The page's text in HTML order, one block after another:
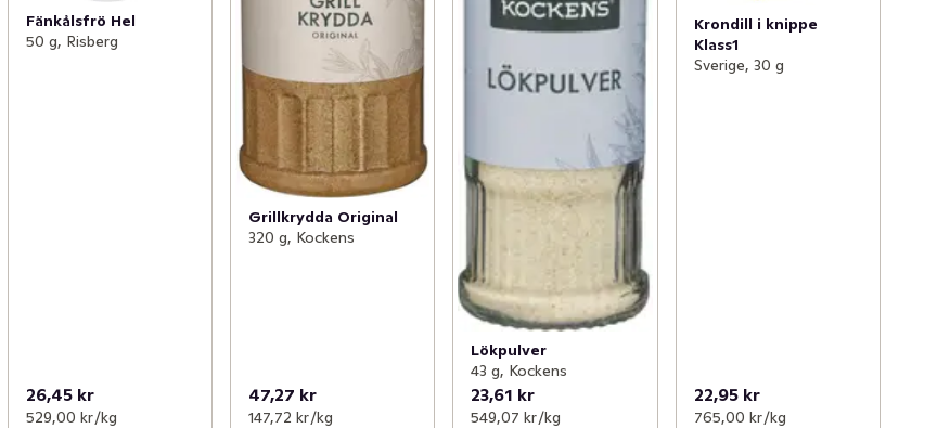
Fänkålsfrö Hel
50 g, Risberg
26,45 kr
529,00 kr /kg
Grillkrydda Original
320 g, Kockens
47,27 kr
147,72 kr /kg
Lökpulver
43 g, Kockens
23,61 kr
549,07 kr /kg
Krondill i knippe
Klass1
Sverige, 30 g
22,95 kr
765,00 kr /kg